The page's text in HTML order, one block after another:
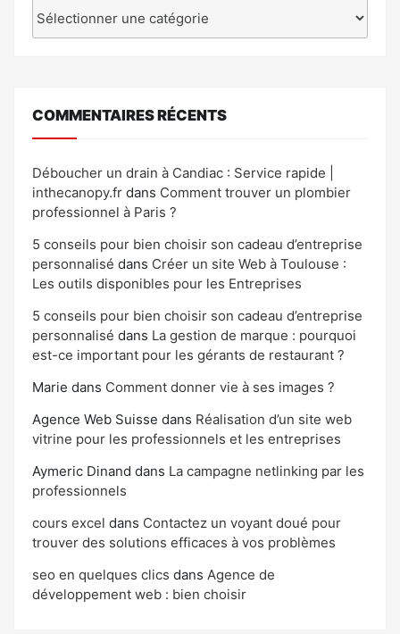
COMMENTAIRES RÉCENTS
Déboucher un drain à Candiac : Service rapide |
inthecanopy.fr dans Comment trouver un plombier
professionnel à Paris ?
5 conseils pour bien choisir son cadeau d’entreprise
personnalisé dans Créer un site Web à Toulouse :
Les outils disponibles pour les Entreprises
5 conseils pour bien choisir son cadeau d’entreprise
personnalisé dans La gestion de marque : pourquoi
est-ce important pour les gérants de restaurant ?
Marie dans Comment donner vie à ses images ?
Agence Web Suisse dans Réalisation d’un site web
vitrine pour les professionnels et les entreprises
Aymeric Dinand dans La campagne netlinking par les
professionnels
cours excel dans Contactez un voyant doué pour
trouver des solutions efficaces à vos problèmes
seo en quelques clics dans Agence de
développement web : bien choisir